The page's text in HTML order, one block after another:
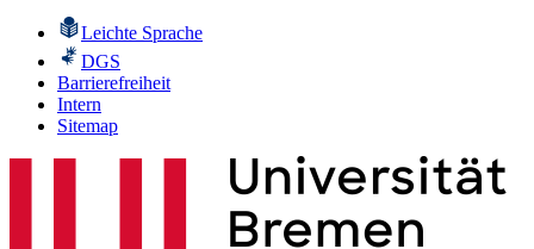
Leichte Sprache
DGS
Barrierefreiheit
Intern
Sitemap